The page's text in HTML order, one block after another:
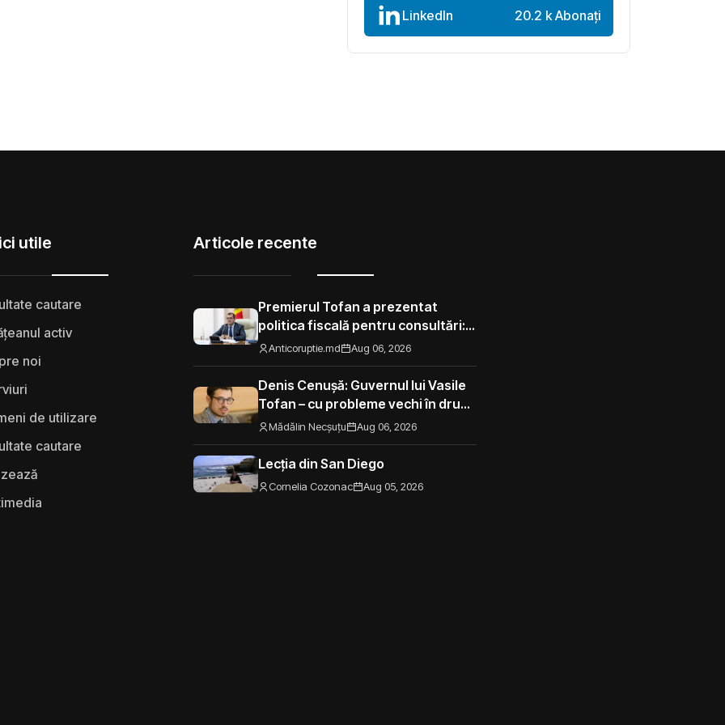
LinkedIn 20.2 k Abonați
utile
cautare
activ
noi
de utilizare
cautare
Articole recente
Premierul Tofan a prezentat
politica fiscală pentru consultări:
„Nu mi se pare corect ca avocado
să fie taxat la fel ca un măr din
Moldova”
Anticoruptie.md Aug 06, 2026
Denis Cenușă: Guvernul lui Vasile
Tofan – cu probleme vechi în drum
spre UE
Mădălin Necșuțu Aug 06, 2026
Lecția din San Diego
Cornelia Cozonac Aug 05, 2026